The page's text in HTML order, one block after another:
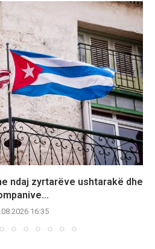
ndaj zyrtarëve ushtarakë dhe
16:35